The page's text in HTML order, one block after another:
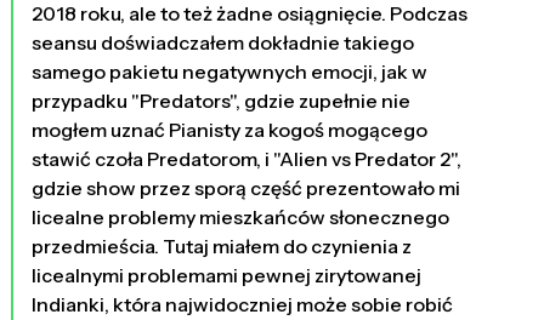
2018 roku, ale to też żadne osiągnięcie. Podczas
seansu doświadczałem dokładnie takiego
samego pakietu negatywnych emocji, jak w
przypadku "Predators", gdzie zupełnie nie
mogłem uznać Pianisty za kogoś mogącego
stawić czoła Predatorom, i "Alien vs Predator 2",
gdzie show przez sporą część prezentowało mi
licealne problemy mieszkańców słonecznego
przedmieścia. Tutaj miałem do czynienia z
licealnymi problemami pewnej zirytowanej
Indianki, która najwidoczniej może sobie robić